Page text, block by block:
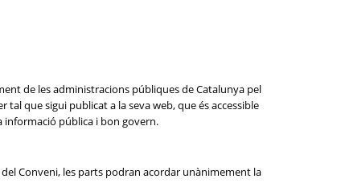
de les administracions públiques de Catalunya pel
tal que sigui publicat a la seva web, que és accessible
informació pública i bon govern.
Conveni, les parts podran acordar unànimement la